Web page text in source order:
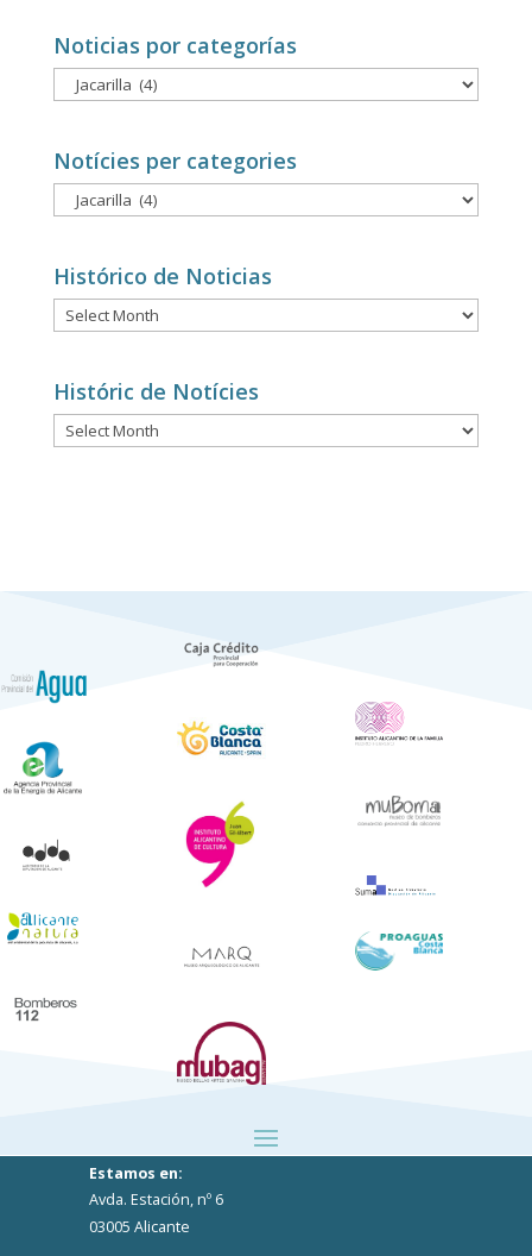
Noticias por categorías
Noticias
por
Notícies per categories
Notícies
per
Histórico de Noticias
Histórico
de
Históric de Notícies
Históric
de
Estamos en:
Avda. Estación, nº 6
03005 Alicante